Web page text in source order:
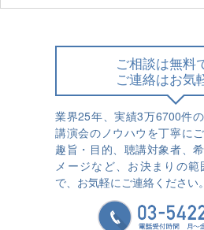
ご相談は無料
ご連絡はお気
業界25年、実績3万6700件
講演会のノウハウを丁寧に
趣旨・目的、聴講対象者、
メージなど、お決まりの
で、お気軽にご連絡ください。